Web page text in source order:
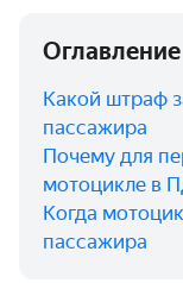
Оглавление
Какой штраф
пассажира
Почему для
мотоцикле в
Когда
пассажира